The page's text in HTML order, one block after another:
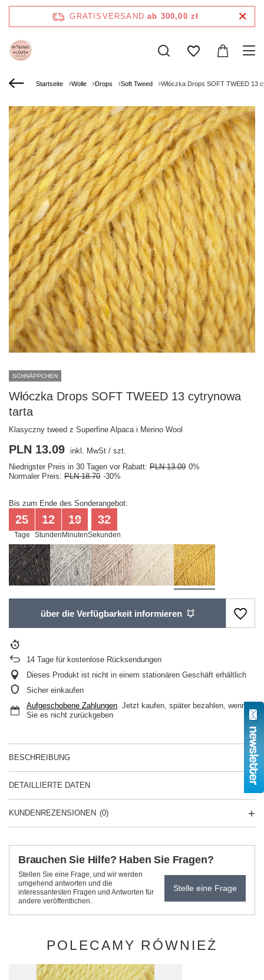
GRATISVERSAND ab 300,00 zł
Startseite Wolle Drops Soft Tweed Włóczka Drops SOFT TWEED 13
SCHNÄPPCHEN
Włóczka Drops SOFT TWEED 13 cytrynowa
tarta
Klasyczny tweed z Superfine Alpaca i Merino Wool
PLN 13.09 inkl. MwSt / szt.
Niedrigster Preis in 30 Tagen vor Rabatt: PLN 13.09 0%
Normaler Preis: PLN 18.70 -30%
Bis zum Ende des Sonderangebot:
25
Tage
12
Stunden
19
Minuten
31
Sekunden
über die Verfügbarkeit informieren
14 Tage für kostenlose Rücksendungen
Dieses Produkt ist nicht in einem stationären Geschäft erhältlich
Sicher einkaufen
Aufgeschobene Zahlungen. Jetzt kaufen, später bezahlen, wenn
Sie es nicht zurückgeben
BESCHREIBUNG
DETAILLIERTE DATEN
KUNDENREZENSIONEN (0)
Brauchen Sie Hilfe? Haben Sie Fragen?
Stellen Sie eine Frage, und wir werden
umgehend antworten und die
interessantesten Fragen und Antworten für
andere veröffentlichen.
Stelle eine Frage
POLECAMY RÓWNIEŻ